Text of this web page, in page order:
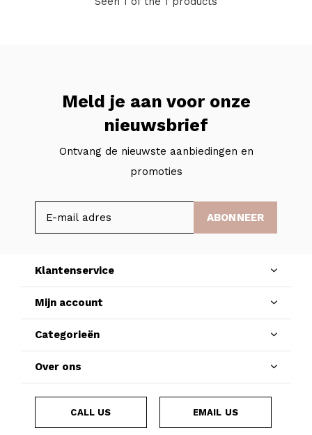
Meld je aan voor onze
nieuwsbrief
Ontvang de nieuwste aanbiedingen en
promoties
ABONNEER
Klantenservice
Mijn account
Categorieën
Over ons
CALL US EMAIL US